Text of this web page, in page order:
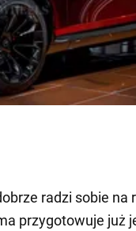
radzi sobie na
przygotowuje już